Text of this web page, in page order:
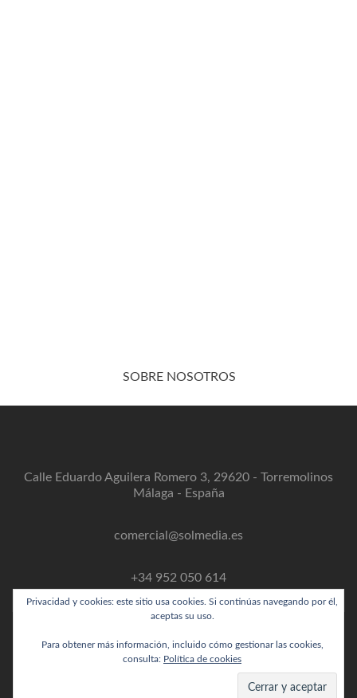
SOBRE NOSOTROS
Calle Eduardo Aguilera Romero 3, 29620 - Torremolinos
Málaga - España
comercial@solmedia.es
+34 952 050 614
Enlace
de
Enlace
de
Enlace
de
Instagram
link
Privacidad y cookies: este sitio usa cookies. Si continúas navegando por él,
aceptas su uso.
Para obtener más información, incluido cómo gestionar las cookies,
consulta: Política de cookies